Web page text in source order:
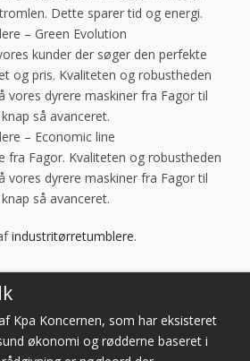
Dette sparer tid og energi.
– Green Evolution
kunder der søger den perfekte
og pris. Kvaliteten og robustheden
vores dyrere maskiner fra Fagor til
så avanceret.
– Economic line
fra Fagor. Kvaliteten og robustheden
vores dyrere maskiner fra Fagor til
så avanceret.
industritørretumblere.
Kpa Koncernen, som har eksisteret
økonomi og rødderne baseret i